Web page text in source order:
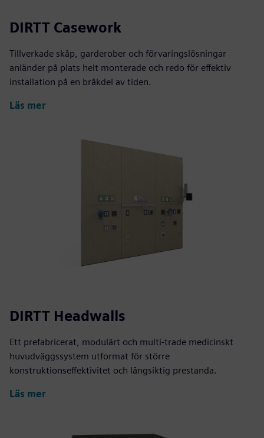
DIRTT Casework
Tillverkade skåp, garderober och förvaringslösningar
anländer på plats helt monterade och redo för effektiv
installation på en bråkdel av tiden.
Läs mer
DIRTT Headwalls
Ett prefabricerat, modulärt och multi-trade medicinskt
huvudväggssystem utformat för större
konstruktionseffektivitet och långsiktig prestanda.
Läs mer